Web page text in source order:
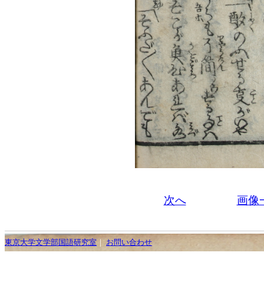
次へ 画像
東京大学文学部国語研究室 ｜ お問い合わせ